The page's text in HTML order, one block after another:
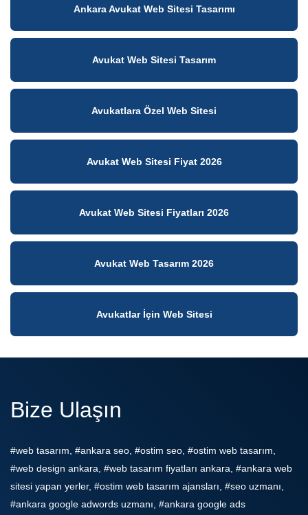
Ankara Avukat Web Sitesi Tasarımı
Avukat Web Sitesi Tasarım
Avukatlara Özel Web Sitesi
Avukat Web Sitesi Fiyat 2026
Avukat Web Sitesi Fiyatları 2026
Avukat Web Tasarım 2026
Avukatlar İçin Web Sitesi
Bize Ulaşın
#web tasarım, #ankara seo, #ostim seo, #ostim web tasarım,
#web design ankara, #web tasarım fiyatları ankara, #ankara web
sitesi yapan yerler, #ostim web tasarım ajansları, #seo uzmanı,
#ankara google adwords uzmanı, #ankara google ads